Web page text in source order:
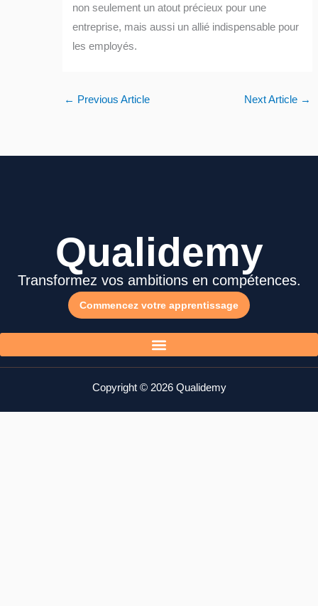
non seulement un atout précieux pour une
entreprise, mais aussi un allié indispensable pour
les employés.
← Previous Article Next Article →
Qualidemy
Transformez vos ambitions en compétences.
Commencez votre apprentissage
Copyright © 2026 Qualidemy